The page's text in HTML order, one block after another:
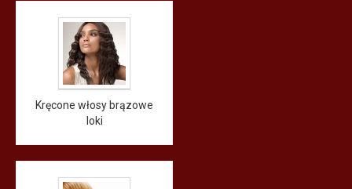
Kręcone włosy brązowe
loki